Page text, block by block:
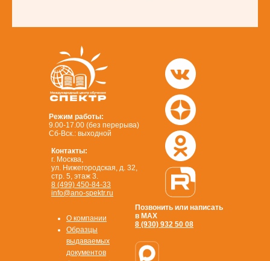
Режим работы:
9.00-17.00 (без перерыва)
Сб-Вск.: выходной
Позвонить или написать
в MAX
8 (930) 932 50 08
Контакты:
г. Москва,
ул. Нижегородская, д. 32,
стр. 5, этаж 3.
8 (499) 450-84-33
info@ano-spektr.ru
О компании
Образцы
выдаваемых
документов